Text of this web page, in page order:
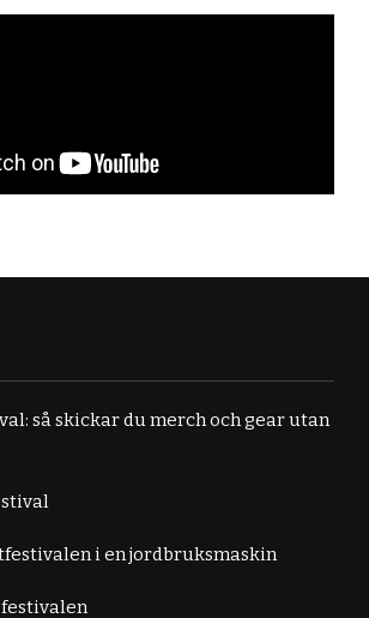
så skickar du merch och gear utan
i en jordbruksmaskin